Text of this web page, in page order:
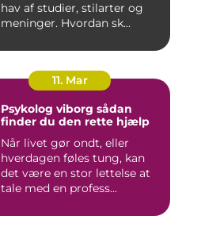
hav af studier, stilarter og
meninger. Hvordan sk...
11. Mar
Psykolog viborg sådan
finder du den rette hjælp
Når livet gør ondt, eller
hverdagen føles tung, kan
det være en stor lettelse at
tale med en profess...